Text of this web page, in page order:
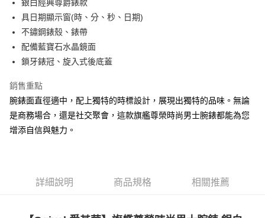
銀白經典尊爵錶款
具日期顯示窗(時、分、秒、日期)
不鏽鋼錶殼、錶帶
配備藍寶石水晶鏡面
鎖牙錶冠、旋入式後底蓋
銷售重點
腕錶面直徑適中，配上獨特的時標設計，展現出獨特的品味。無論
是商務場合，還是社交聚會，這款旗艦尊榮時尚男士腕錶都能為您
增添自信與魅力。
詳細說明 商品規格 相關推薦